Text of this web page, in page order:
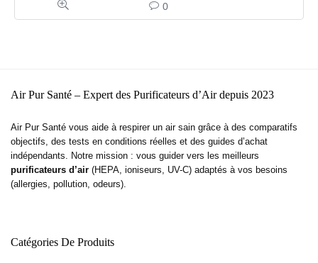
0
Air Pur Santé – Expert des Purificateurs d’Air depuis 2023
Air Pur Santé vous aide à respirer un air sain grâce à des comparatifs
objectifs, des tests en conditions réelles et des guides d’achat
indépendants. Notre mission : vous guider vers les meilleurs
purificateurs d’air (HEPA, ioniseurs, UV-C) adaptés à vos besoins
(allergies, pollution, odeurs).
Catégories De Produits